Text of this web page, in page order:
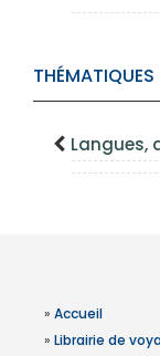
THÉMATIQUES
Langues,
» Accueil
» Librairie de